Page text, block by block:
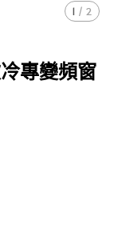
1 / 2
專變頻窗